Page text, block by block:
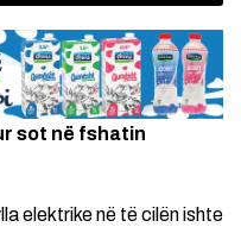
sot në fshatin
elektrike në të cilën ishte